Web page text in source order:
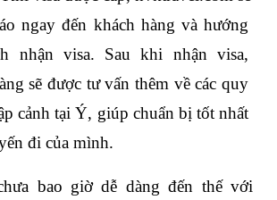
ngay đến khách hàng và hướng
nhận visa. Sau khi nhận visa,
sẽ được tư vấn thêm về các quy
cảnh tại Ý, giúp chuẩn bị tốt nhất
đi của mình.
bao giờ dễ dàng đến thế với